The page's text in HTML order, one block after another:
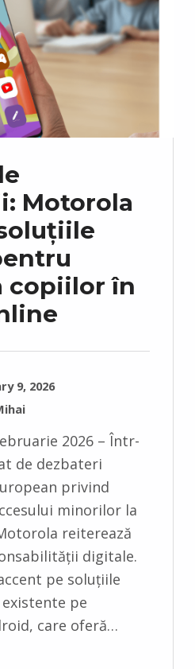
Motorola
copiilor în
9, 2026
2026 – Într-
de dezbateri
privind
minorilor la
reiterează
digitale.
pe soluțiile
pe
care oferă…